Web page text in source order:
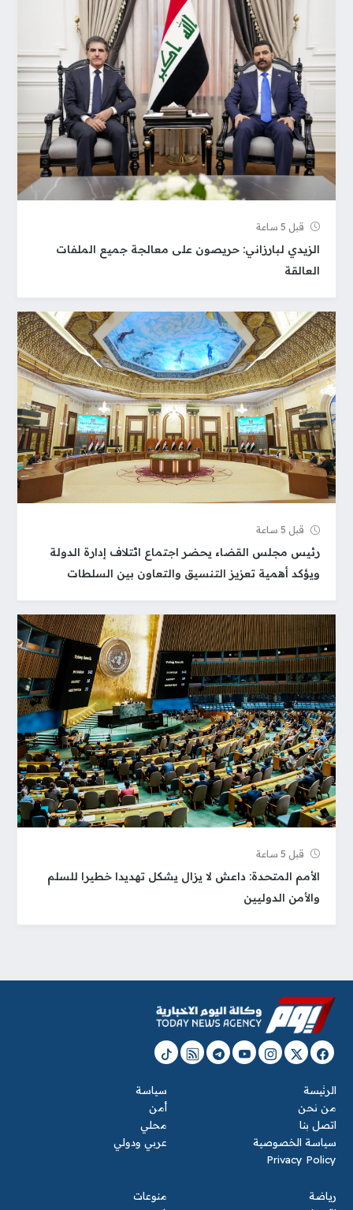
قبل 5 ساعة
الزيدي لبارزاني: حريصون على معالجة جميع الملفات
العالقة
قبل 5 ساعة
رئيس مجلس القضاء يحضر اجتماع ائتلاف إدارة الدولة
ويؤكد أهمية تعزيز التنسيق والتعاون بين السلطات
قبل 5 ساعة
الأمم المتحدة: داعش لا يزال يشكل تهديدا خطيرا للسلم
والأمن الدوليين
الرئيسة
من نحن
اتصل بنا
سياسة الخصوصية
Privacy Policy
سياسة
أمن
محلي
عربي ودولي
رياضة
منوعات